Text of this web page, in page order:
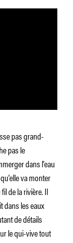
pas grand-
pas le
dans l’eau
va monter
de la rivière. Il
dans les eaux
de détails
le qui-vive tout